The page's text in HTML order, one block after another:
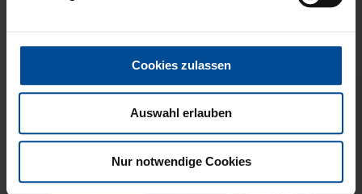
Cookies zulassen
Auswahl erlauben
Nur notwendige Cookies
KIDS
14,95 € 21,95 €